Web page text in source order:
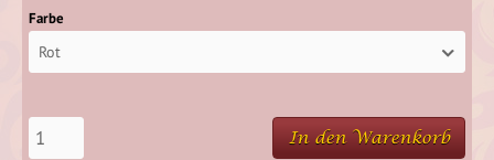
Farbe
Rot
In den Warenkorb